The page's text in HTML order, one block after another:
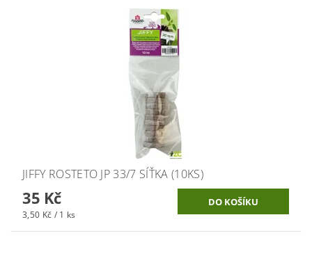
JIFFY ROSTETO JP 33/7 SÍŤKA (10KS)
35 Kč
3,50 Kč / 1 ks